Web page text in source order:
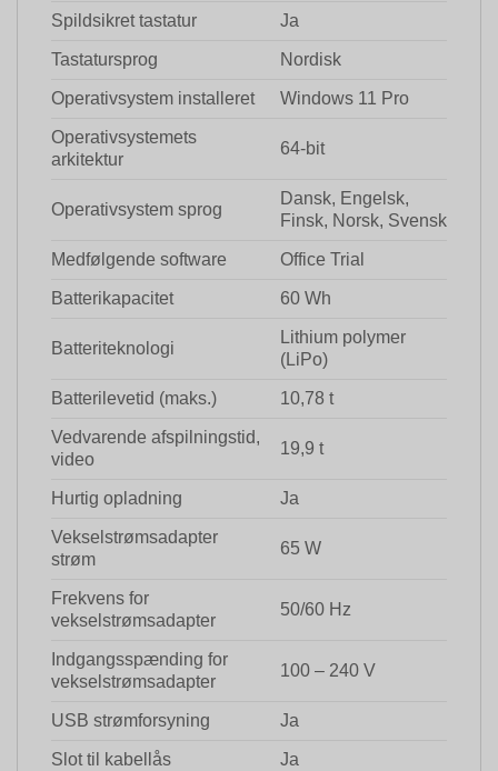
Spildsikret tastatur Ja
Tastatursprog Nordisk
Operativsystem installeret Windows 11 Pro
Operativsystemets
arkitektur
64-bit
Operativsystem sprog
Dansk, Engelsk,
Finsk, Norsk, Svensk
Medfølgende software Office Trial
Batterikapacitet 60 Wh
Batteriteknologi
Lithium polymer
(LiPo)
Batterilevetid (maks.) 10,78 t
Vedvarende afspilningstid,
video
19,9 t
Hurtig opladning Ja
Vekselstrømsadapter
strøm
65 W
Frekvens for
vekselstrømsadapter
50/60 Hz
Indgangsspænding for
vekselstrømsadapter
100 – 240 V
USB strømforsyning Ja
Slot til kabellås Ja